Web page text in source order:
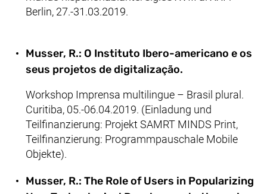
Berlin, 27.-31.03.2019.
Musser, R.: O Instituto Ibero-americano e os
seus projetos de digitalização.
Workshop Imprensa multilingue – Brasil plural.
Curitiba, 05.-06.04.2019. (Einladung und
Teilfinanzierung: Projekt SAMRT MINDS Print,
Teilfinanzierung: Programmpauschale Mobile
Objekte).
Musser, R.: The Role of Users in Popularizing